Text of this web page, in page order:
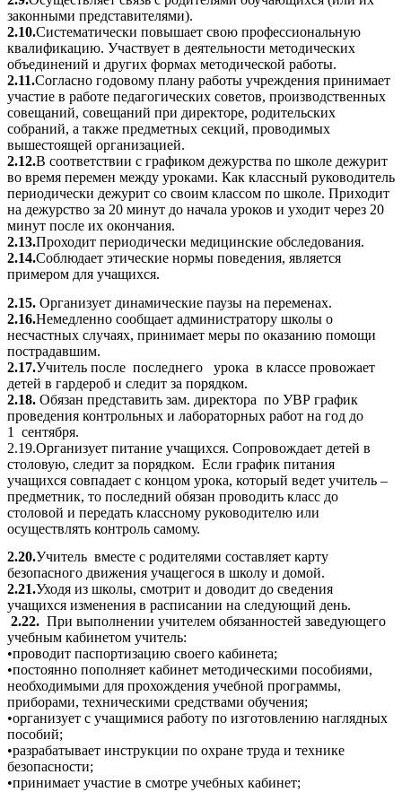
законными представителями).
2.10.Систематически повышает свою профессиональную
квалификацию. Участвует в деятельности методических
объединений и других формах методической работы.
2.11.Согласно годовому плану работы учреждения принимает
участие в работе педагогических советов, производственных
совещаний, совещаний при директоре, родительских
собраний, а также предметных секций, проводимых
вышестоящей организацией.
2.12.В соответствии с графиком дежурства по школе дежурит
во время перемен между уроками. Как классный руководитель
периодически дежурит со своим классом по школе. Приходит
на дежурство за 20 минут до начала уроков и уходит через 20
минут после их окончания.
2.13.Проходит периодически медицинские обследования.
2.14.Соблюдает этические нормы поведения, является
примером для учащихся.
2.15. Организует динамические паузы на переменах.
2.16.Немедленно сообщает администратору школы о
несчастных случаях, принимает меры по оказанию помощи
пострадавшим.
2.17.Учитель после последнего урока в классе провожает
детей в гардероб и следит за порядком.
2.18. Обязан представить зам. директора по УВР график
проведения контрольных и лабораторных работ на год до
1 сентября.
2.19.Организует питание учащихся. Сопровождает детей в
столовую, следит за порядком. Если график питания
учащихся совпадает с концом урока, который ведет учитель –
предметник, то последний обязан проводить класс до
столовой и передать классному руководителю или
осуществлять контроль самому.
2.20.Учитель вместе с родителями составляет карту
безопасного движения учащегося в школу и домой.
2.21.Уходя из школы, смотрит и доводит до сведения
учащихся изменения в расписании на следующий день.
2.22. При выполнении учителем обязанностей заведующего
учебным кабинетом учитель:
•проводит паспортизацию своего кабинета;
•постоянно пополняет кабинет методическими пособиями,
необходимыми для прохождения учебной программы,
приборами, техническими средствами обучения;
•организует с учащимися работу по изготовлению наглядных
пособий;
•разрабатывает инструкции по охране труда и технике
безопасности;
•принимает участие в смотре учебных кабинет;